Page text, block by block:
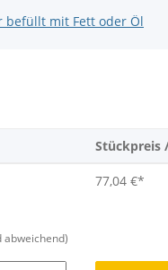
befüllt mit Fett oder Öl
Stückpreis
77,04 €*
abweichend)